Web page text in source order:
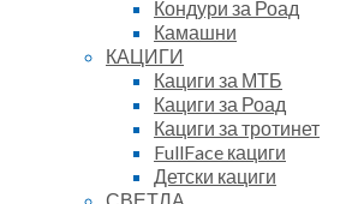
Кондури за Роад
Камашни
КАЦИГИ
Кациги за МТБ
Кациги за Роад
Кациги за тротинет
FullFace кациги
Детски кациги
СВЕТЛА